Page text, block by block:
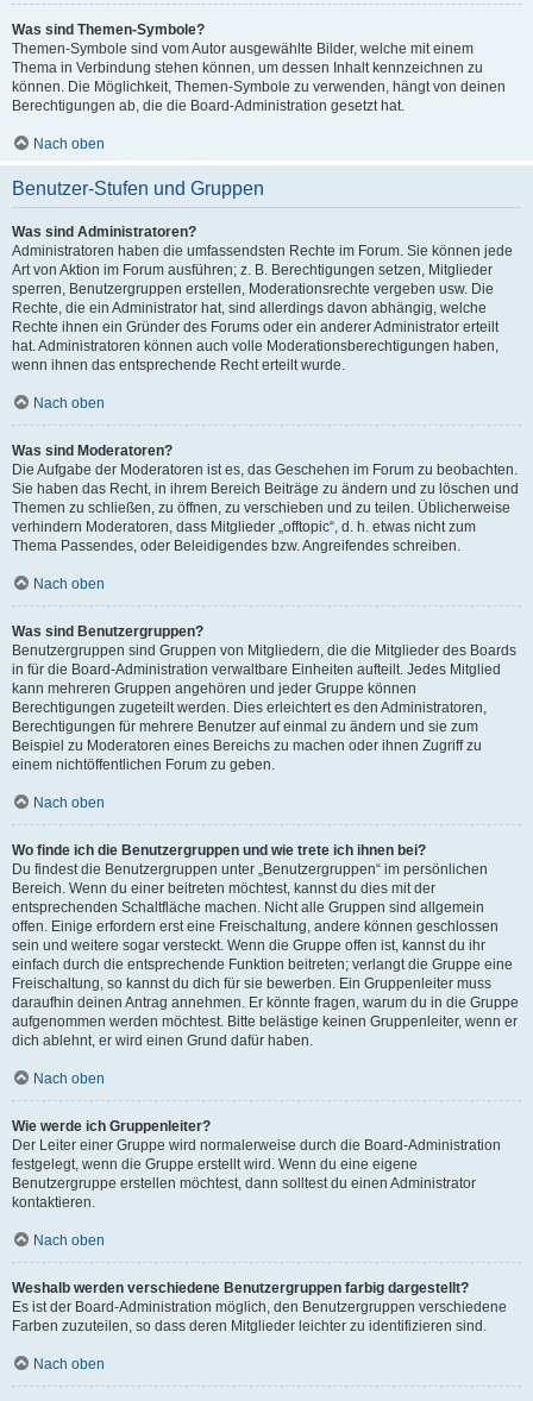
Was sind Themen-Symbole?
Themen-Symbole sind vom Autor ausgewählte Bilder, welche mit einem
Thema in Verbindung stehen können, um dessen Inhalt kennzeichnen zu
können. Die Möglichkeit, Themen-Symbole zu verwenden, hängt von deinen
Berechtigungen ab, die die Board-Administration gesetzt hat.
Nach oben
Benutzer-Stufen und Gruppen
Was sind Administratoren?
Administratoren haben die umfassendsten Rechte im Forum. Sie können jede
Art von Aktion im Forum ausführen; z. B. Berechtigungen setzen, Mitglieder
sperren, Benutzergruppen erstellen, Moderationsrechte vergeben usw. Die
Rechte, die ein Administrator hat, sind allerdings davon abhängig, welche
Rechte ihnen ein Gründer des Forums oder ein anderer Administrator erteilt
hat. Administratoren können auch volle Moderationsberechtigungen haben,
wenn ihnen das entsprechende Recht erteilt wurde.
Nach oben
Was sind Moderatoren?
Die Aufgabe der Moderatoren ist es, das Geschehen im Forum zu beobachten.
Sie haben das Recht, in ihrem Bereich Beiträge zu ändern und zu löschen und
Themen zu schließen, zu öffnen, zu verschieben und zu teilen. Üblicherweise
verhindern Moderatoren, dass Mitglieder „offtopic“, d. h. etwas nicht zum
Thema Passendes, oder Beleidigendes bzw. Angreifendes schreiben.
Nach oben
Was sind Benutzergruppen?
Benutzergruppen sind Gruppen von Mitgliedern, die die Mitglieder des Boards
in für die Board-Administration verwaltbare Einheiten aufteilt. Jedes Mitglied
kann mehreren Gruppen angehören und jeder Gruppe können
Berechtigungen zugeteilt werden. Dies erleichtert es den Administratoren,
Berechtigungen für mehrere Benutzer auf einmal zu ändern und sie zum
Beispiel zu Moderatoren eines Bereichs zu machen oder ihnen Zugriff zu
einem nichtöffentlichen Forum zu geben.
Nach oben
Wo finde ich die Benutzergruppen und wie trete ich ihnen bei?
Du findest die Benutzergruppen unter „Benutzergruppen“ im persönlichen
Bereich. Wenn du einer beitreten möchtest, kannst du dies mit der
entsprechenden Schaltfläche machen. Nicht alle Gruppen sind allgemein
offen. Einige erfordern erst eine Freischaltung, andere können geschlossen
sein und weitere sogar versteckt. Wenn die Gruppe offen ist, kannst du ihr
einfach durch die entsprechende Funktion beitreten; verlangt die Gruppe eine
Freischaltung, so kannst du dich für sie bewerben. Ein Gruppenleiter muss
daraufhin deinen Antrag annehmen. Er könnte fragen, warum du in die Gruppe
aufgenommen werden möchtest. Bitte belästige keinen Gruppenleiter, wenn er
dich ablehnt, er wird einen Grund dafür haben.
Nach oben
Wie werde ich Gruppenleiter?
Der Leiter einer Gruppe wird normalerweise durch die Board-Administration
festgelegt, wenn die Gruppe erstellt wird. Wenn du eine eigene
Benutzergruppe erstellen möchtest, dann solltest du einen Administrator
kontaktieren.
Nach oben
Weshalb werden verschiedene Benutzergruppen farbig dargestellt?
Es ist der Board-Administration möglich, den Benutzergruppen verschiedene
Farben zuzuteilen, so dass deren Mitglieder leichter zu identifizieren sind.
Nach oben